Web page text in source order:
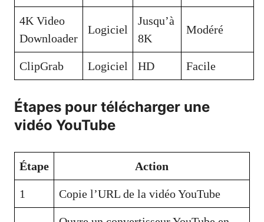
4K Video
Downloader
Logiciel
Jusqu’à
8K
Modéré
ClipGrab Logiciel HD Facile
Étapes pour télécharger une
vidéo YouTube
Étape Action
1 Copie l’URL de la vidéo YouTube